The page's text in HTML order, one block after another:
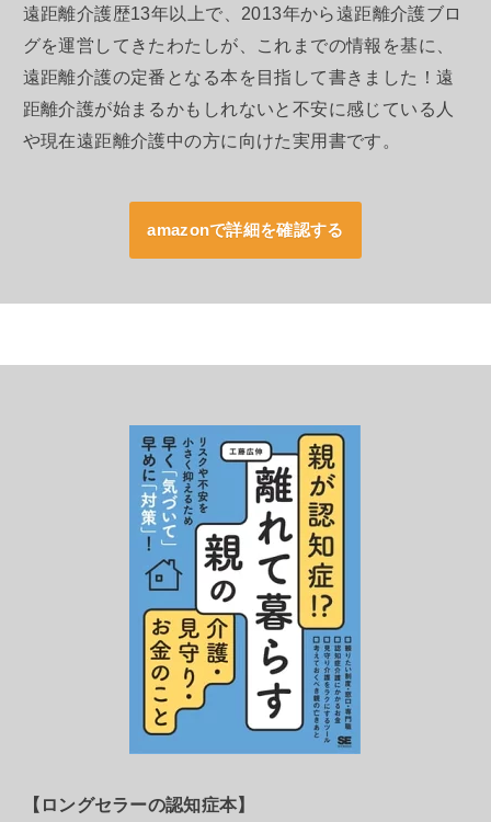
遠距離介護歴13年以上で、2013年から遠距離介護ブロ
グを運営してきたわたしが、これまでの情報を基に、
遠距離介護の定番となる本を目指して書きました！遠
距離介護が始まるかもしれないと不安に感じている人
や現在遠距離介護中の方に向けた実用書です。
amazonで詳細を確認する
【ロングセラーの認知症本】